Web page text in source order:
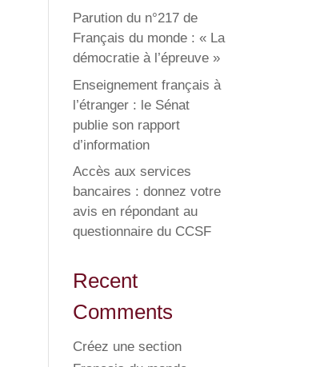
Parution du n°217 de
Français du monde : « La
démocratie à l’épreuve »
Enseignement français à
l’étranger : le Sénat
publie son rapport
d’information
Accès aux services
bancaires : donnez votre
avis en répondant au
questionnaire du CCSF
Recent
Comments
Créez une section